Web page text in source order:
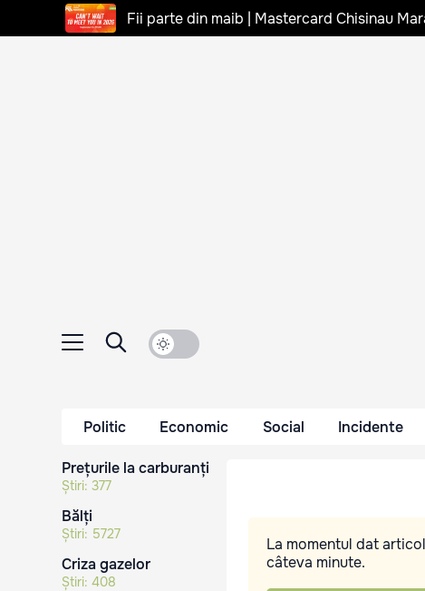
Fii parte din maib | Mastercard Chisinau
Politic Economic Social Incidente
Prețurile la carburanți
Știri: 377
Bălți
Știri: 5727
Criza gazelor
Știri: 408
La momentul dat
câteva minute.